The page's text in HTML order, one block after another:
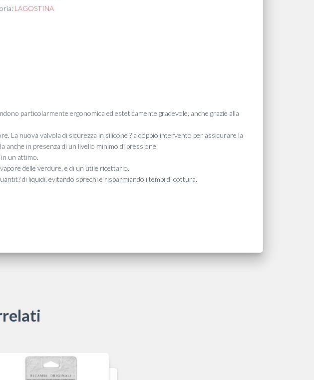
LAGOSTINA
particolarmente ergonomica ed esteticamente gradevole, anche grazie alla
La nuova valvola di sicurezza in silicone ? a doppio intervento per assicurare la
anche in presenza di un livello minimo di pressione.
un attimo.
delle verdure, e di un utile ricettario.
di liquidi, evitando sprechi e risparmiando i tempi di cottura.